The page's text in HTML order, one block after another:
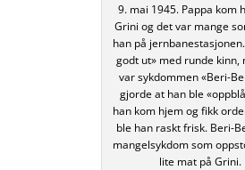
9. mai 1945. Pappa kom
Grini og det var mange
han på
godt ut» med runde kinn,
var sykdommen «Beri-
gjorde at han ble
han kom hjem og fikk
ble han raskt frisk. Beri-
mangelsykdom som
lite mat på Grini.